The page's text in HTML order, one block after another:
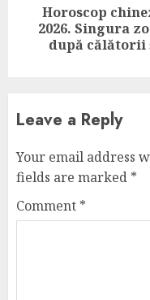
Next
post:
Horoscop
2026. Singura
după călătorii
Leave a Reply
Your email address
fields are marked *
Comment *